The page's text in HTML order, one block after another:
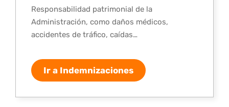
Responsabilidad patrimonial de la
Administración, como daños médicos,
accidentes de tráfico, caídas…
Ir a Indemnizaciones